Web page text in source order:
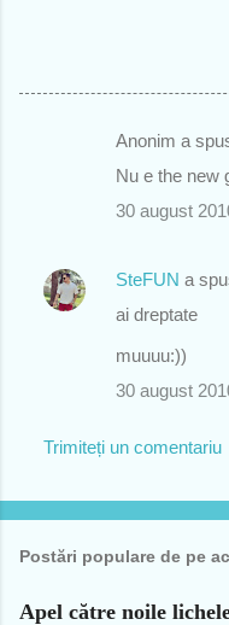
n
i
Anonim a
Nu e the new
30 august
SteFUN a
ai dreptate
muuuu:))
30 august
Trimiteți un comentariu
Postări populare de pe
Apel către noile